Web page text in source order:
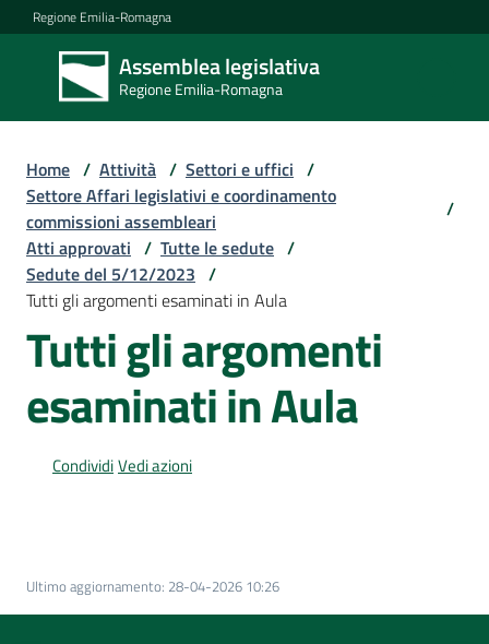
Vai al contenuto
Vai alla navigazione
Vai al footer
Regione Emilia-Romagna
Assemblea legislativa
Regione Emilia-Romagna
Assemblea
legislativa
Regione Emilia-
Assemblea
Attività
Argomenti
Home / Attività / Settori e uffici /
Settore Affari legislativi e coordinamento
commissioni assembleari
/
Atti approvati / Tutte le sedute /
Sedute del 5/12/2023 /
Tutti gli argomenti esaminati in Aula
Tutti gli argomenti
esaminati in Aula
CondividiVedi azioni
Ultimo aggiornamento: 28-04-2026 10:26